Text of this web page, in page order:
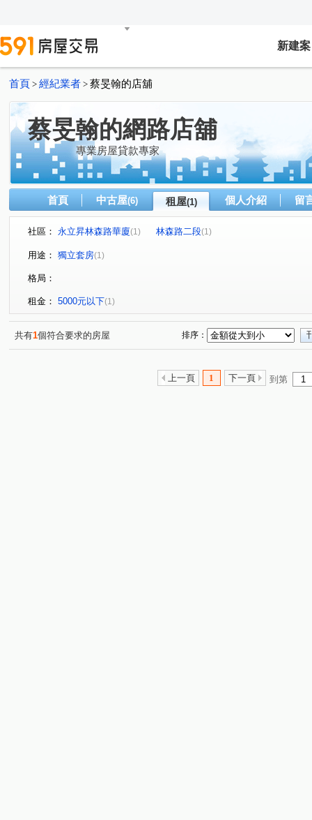
新建案
首頁 > 經紀業者 > 蔡旻翰的店舖
蔡旻翰的網路店舖
專業房屋貸款專家
首頁 中古屋(6) 租屋(1) 個人介紹 留
社區： 永立昇林森路華廈(1) 林森路二段(1)
用途： 獨立套房(1)
格局：
租金： 5000元以下(1)
共有1個符合要求的房屋 排序：
上一頁 1 下一頁 到第